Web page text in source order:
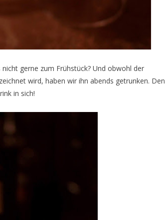
gerne zum Frühstück? Und obwohl der
wird, haben wir ihn abends getrunken.
in sich!